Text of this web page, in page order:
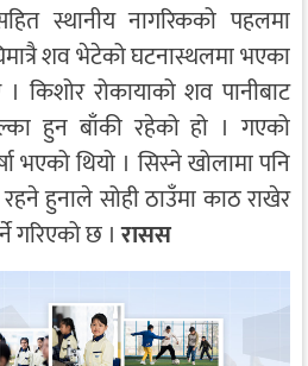
स्थानीय नागरिकको पहलमा
शव भेटेको घटनास्थलमा भएका
रोकायाको शव पानीबाट
हुन बाँकी रहेको हो । गएको
भएको थियो । सिस्ने खोलामा पनि
हुनाले सोही ठाउँमा काठ राखेर
गरिएको छ ।रासस